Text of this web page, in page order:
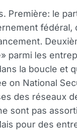
Première: le
fédéral,
parmi les
la boucle et
on National
des réseaux
sont pas
pour des